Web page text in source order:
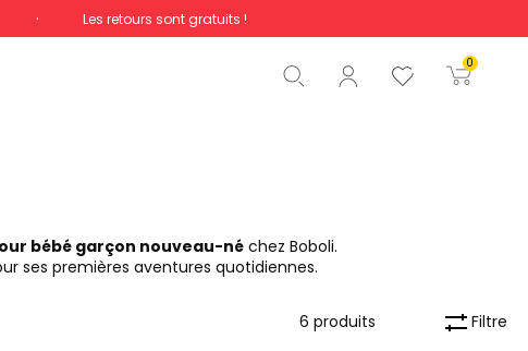
Les retours sont gratuits !
0
Total 0,00 €
Commencer la commande
bébé garçon nouveau-néchez Boboli.
ses premières aventures quotidiennes.
Filtre
6 produits